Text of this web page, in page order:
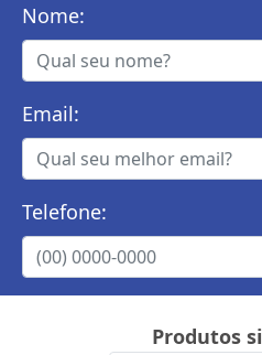
Nome:
Email:
Telefone:
Produtos